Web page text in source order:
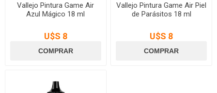
Vallejo Pintura Game Air
Azul Mágico 18 ml
U$S 8
Vallejo Pintura Game Air Piel
de Parásitos 18 ml
U$S 8